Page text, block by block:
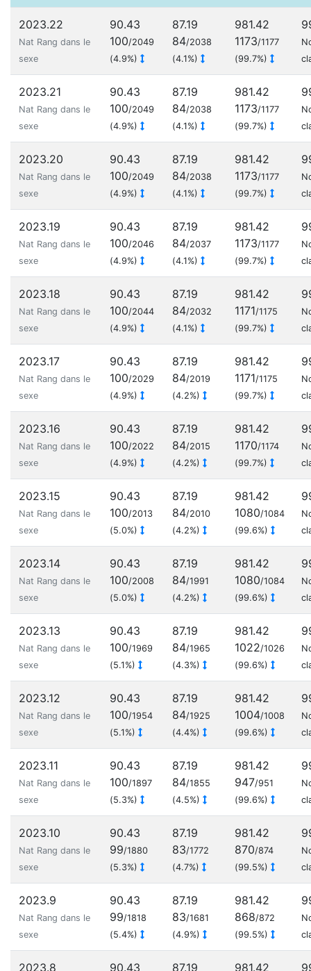
2023.22
Nat Rang dans le
sexe
90.43
100/2049
(4.9%)
87.19
84/2038
(4.1%)
981.42
1173/1177
(99.7%)
2023.21
Nat Rang dans le
sexe
90.43
100/2049
(4.9%)
87.19
84/2038
(4.1%)
981.42
1173/1177
(99.7%)
2023.20
Nat Rang dans le
sexe
90.43
100/2049
(4.9%)
87.19
84/2038
(4.1%)
981.42
1173/1177
(99.7%)
2023.19
Nat Rang dans le
sexe
90.43
100/2046
(4.9%)
87.19
84/2037
(4.1%)
981.42
1173/1177
(99.7%)
2023.18
Nat Rang dans le
sexe
90.43
100/2044
(4.9%)
87.19
84/2032
(4.1%)
981.42
1171/1175
(99.7%)
2023.17
Nat Rang dans le
sexe
90.43
100/2029
(4.9%)
87.19
84/2019
(4.2%)
981.42
1171/1175
(99.7%)
2023.16
Nat Rang dans le
sexe
90.43
100/2022
(4.9%)
87.19
84/2015
(4.2%)
981.42
1170/1174
(99.7%)
2023.15
Nat Rang dans le
sexe
90.43
100/2013
(5.0%)
87.19
84/2010
(4.2%)
981.42
1080/1084
(99.6%)
2023.14
Nat Rang dans le
sexe
90.43
100/2008
(5.0%)
87.19
84/1991
(4.2%)
981.42
1080/1084
(99.6%)
2023.13
Nat Rang dans le
sexe
90.43
100/1969
(5.1%)
87.19
84/1965
(4.3%)
981.42
1022/1026
(99.6%)
2023.12
Nat Rang dans le
sexe
90.43
100/1954
(5.1%)
87.19
84/1925
(4.4%)
981.42
1004/1008
(99.6%)
2023.11
Nat Rang dans le
sexe
90.43
100/1897
(5.3%)
87.19
84/1855
(4.5%)
981.42
947/951
(99.6%)
2023.10
Nat Rang dans le
sexe
90.43
99/1880
(5.3%)
87.19
83/1772
(4.7%)
981.42
870/874
(99.5%)
2023.9
Nat Rang dans le
sexe
90.43
99/1818
(5.4%)
87.19
83/1681
(4.9%)
981.42
868/872
(99.5%)
2023.8 90.43 87.19 981.42